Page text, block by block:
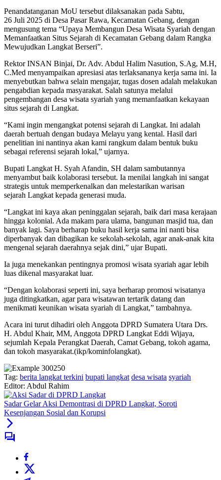
Penandatanganan MoU tersebut dilaksanakan pada Sabtu,
26 Juli 2025 di Desa Pasar Rawa, Kecamatan Gebang, dengan
mengusung tema “Upaya Membangun Desa Wisata Syariah dengan
Memanfaatkan Situs Sejarah di Kecamatan Gebang dalam Rangka
Mewujudkan Langkat Berseri”.
Rektor INSAN Binjai, Dr. Adv. Abdul Halim Nasution, S.Ag, M.H,
C.Med menyampaikan apresiasi atas terlaksananya kerja sama ini. Ia
menyebutkan bahwa selain mengajar, tugas dosen adalah melakukan
pengabdian kepada masyarakat. Salah satunya melalui
pengembangan desa wisata syariah yang memanfaatkan kekayaan
situs sejarah di Langkat.
“Kami ingin mengangkat potensi sejarah di Langkat. Ini adalah
daerah bertuah dengan budaya Melayu yang kental. Hasil dari
penelitian ini nantinya akan kami rangkum dalam bentuk buku
sebagai referensi sejarah lokal,” ujarnya.
Bupati Langkat H. Syah Afandin, SH dalam sambutannya
menyambut baik kolaborasi tersebut. Ia menilai langkah ini sangat
strategis untuk memperkenalkan dan melestarikan warisan
sejarah Langkat kepada generasi muda.
“Langkat ini kaya akan peninggalan sejarah, baik dari masa kerajaan
hingga kolonial. Ada makam para ulama, bangunan masjid tua, dan
banyak lagi. Saya berharap buku hasil kerja sama ini nanti bisa
diperbanyak dan dibagikan ke sekolah-sekolah, agar anak-anak kita
mengenal sejarah daerahnya sejak dini,” ujar Bupati.
Ia juga menekankan pentingnya promosi wisata syariah agar lebih
luas dikenal masyarakat luar.
“Dengan kolaborasi seperti ini, saya berharap promosi wisatanya
juga ditingkatkan, agar para wisatawan tertarik datang dan
menikmati keunikan wisata syariah di Langkat,” tambahnya.
Acara ini turut dihadiri oleh Anggota DPRD Sumatera Utara Drs.
H. Abdul Khair, MM, Anggota DPRD Langkat Eddi Wijaya,
sejumlah Kepala Perangkat Daerah, Camat Gebang, tokoh agama,
dan tokoh masyarakat.(ikp/kominfolangkat).
Tag: berita langkat terkini bupati langkat desa wisata syariah
Editor: Abdul Rahim
Sadar Gelar Aksi Demontrasi di DPRD Langkat, Soroti
Kesenjangan Sosial dan Korupsi